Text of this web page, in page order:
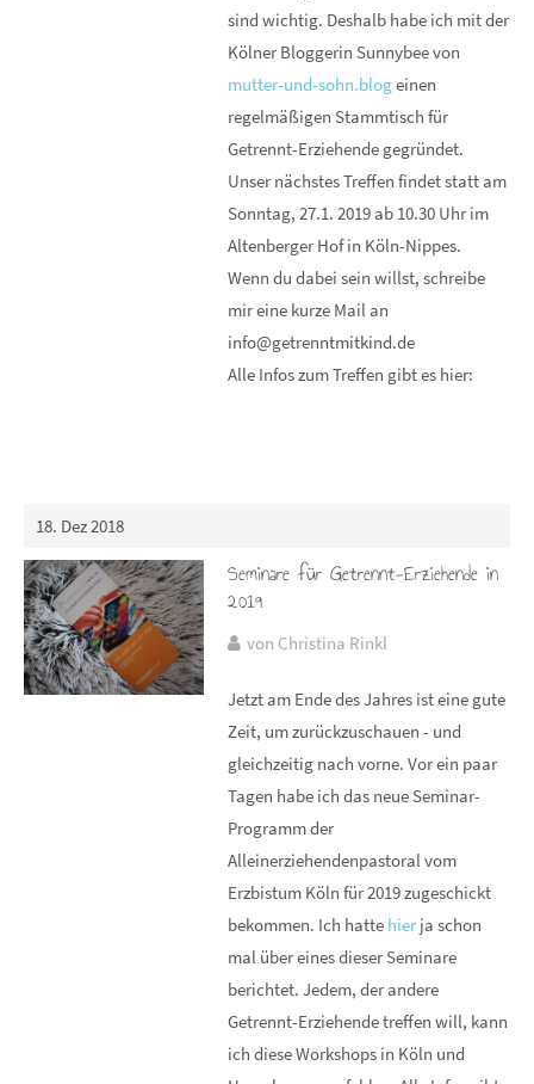
sind wichtig. Deshalb habe ich mit der
Kölner Bloggerin Sunnybee von
mutter-und-sohn.blogeinen
regelmäßigen Stammtisch für
Getrennt-Erziehende gegründet.
Unser nächstes Treffen findet statt am
Sonntag, 27.1. 2019 ab 10.30 Uhr im
Altenberger Hof in Köln-Nippes.
Wenn du dabei sein willst, schreibe
mir eine kurze Mail an
info@getrenntmitkind.de
Alle Infos zum Treffen gibt es hier:
18. Dez 2018
Seminare für Getrennt-Erziehende in
2019
von Christina Rinkl
Jetzt am Ende des Jahres ist eine gute
Zeit, um zurückzuschauen - und
gleichzeitig nach vorne. Vor ein paar
Tagen habe ich das neue Seminar-
Programm der
Alleinerziehendenpastoral vom
Erzbistum Köln für 2019 zugeschickt
bekommen. Ich hatte hier ja schon
mal über eines dieser Seminare
berichtet. Jedem, der andere
Getrennt-Erziehende treffen will, kann
ich diese Workshops in Köln und